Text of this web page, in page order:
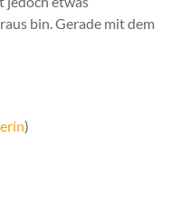
bin. Gerade mit dem
)